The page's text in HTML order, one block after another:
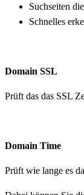
Suchseiten
Schnelles
Domain SSL
Prüft das das SSL
Domain Time
Prüft wie lange es